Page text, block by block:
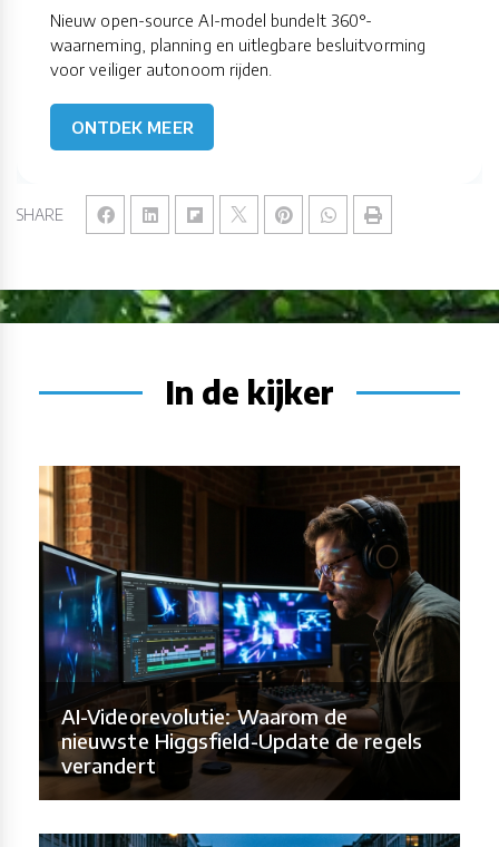
SHARE
Nieuw open-source AI-model bundelt 360°-
waarneming, planning en uitlegbare besluitvorming
voor veiliger autonoom rijden.
ONTDEK MEER
In de kijker
AI-Videorevolutie: Waarom de
nieuwste Higgsfield-Update de regels
verandert